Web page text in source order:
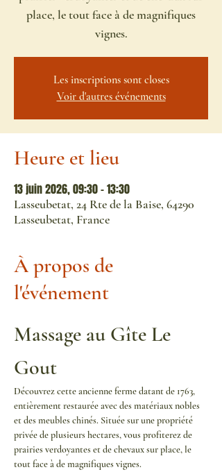
place, le tout face à de magnifiques
vignes.
Les inscriptions sont closes
Voir d'autres événements
Heure et lieu
13 juin 2026, 09:30 – 13:30
Lasseubetat, 24 Rte de la Baise, 64290
Lasseubetat, France
À propos de
l'événement
Massage au Gîte Le
Gout
Découvrez cette ancienne ferme datant de 1763,
entièrement restaurée avec des matériaux nobles
et des meubles chinés. Située sur une propriété
privée de plusieurs hectares, vous profiterez de
prairies verdoyantes et de chevaux sur place, le
tout face à de magnifiques vignes.